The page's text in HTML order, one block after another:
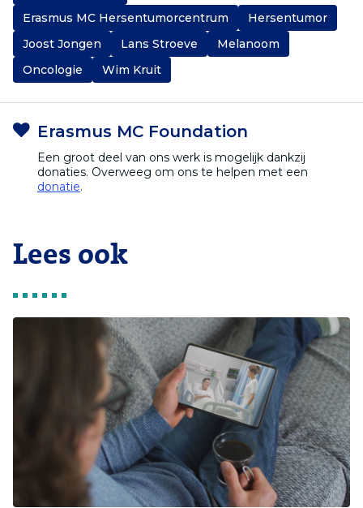
Erasmus MC Hersentumorcentrum
Hersentumor
Joost Jongen
Lans Stroeve
Melanoom
Oncologie
Wim Kruit
Erasmus MC Foundation
Een groot deel van ons werk is mogelijk dankzij
donaties. Overweeg om ons te helpen met een
donatie.
Lees ook